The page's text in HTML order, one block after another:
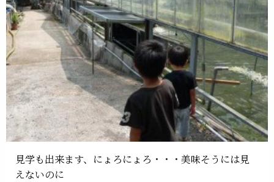
見学も出来ます、にょろにょろ・・・美味そうには見
えないのに